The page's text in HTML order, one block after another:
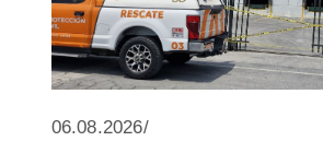
06.08.2026/